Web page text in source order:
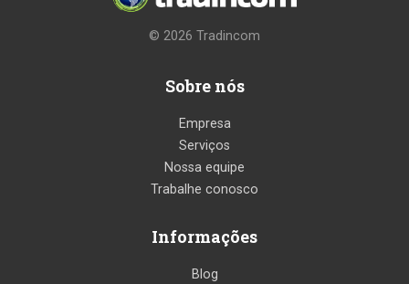
© 2026 Tradincom
Sobre nós
Empresa
Serviços
Nossa equipe
Trabalhe conosco
Informações
Blog